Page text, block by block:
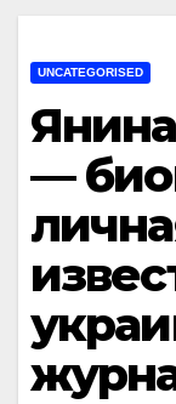
UNCATEGORISED
—